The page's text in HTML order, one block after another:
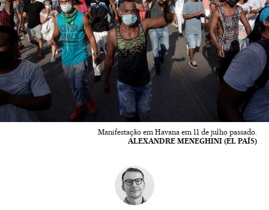
Manifestação em Havana em 11 de julho passado.
ALEXANDRE MENEGHINI (EL PAÍS)